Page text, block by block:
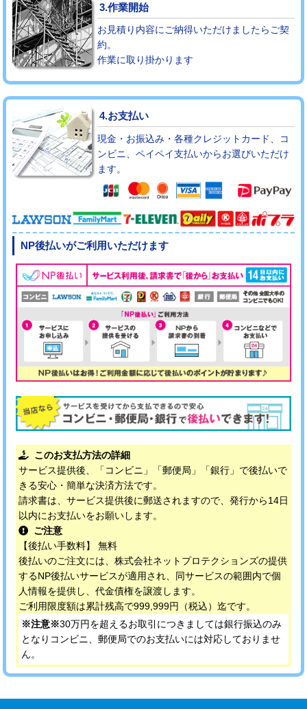
3.作業開始
お見積り内容にご納得いただけましたらご契
約。
作業に取り掛かります
4.お支払い
現金・お振込み・各種クレジットカード、コ
ンビニ、ペイペイ支払いからお選びいただけ
ます。
NP後払いがご利用いただけます
このお支払方法の詳細
サービス提供後、「コンビニ」「郵便局」「銀行」で後払いで
きる安心・簡単な決済方法です。
請求書は、サービス提供後に郵送されますので、発行から14日
以内にお支払いをお願いします。
ご注意
【後払い手数料】 無料
後払いのご注文には、株式会社ネットプロテクションズの提供
するNP後払いサービスが適用され、同サービスの範囲内で個
人情報を提供し、代金債権を譲渡します。
ご利用限度額は累計残高で999,999円（税込）迄です。
※注意※30万円を超えるお取引につきましては銀行振込のみ
となりコンビニ、郵便局でのお支払いには対応しておりませ
ん。